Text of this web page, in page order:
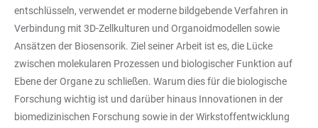
entschlüsseln, verwendet er moderne bildgebende Verfahren in
Verbindung mit 3D-Zellkulturen und Organoidmodellen sowie
Ansätzen der Biosensorik. Ziel seiner Arbeit ist es, die Lücke
zwischen molekularen Prozessen und biologischer Funktion auf
Ebene der Organe zu schließen. Warum dies für die biologische
Forschung wichtig ist und darüber hinaus Innovationen in der
biomedizinischen Forschung sowie in der Wirkstoffentwicklung